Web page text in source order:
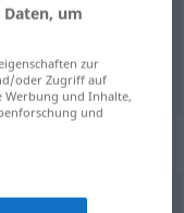
um
zur
oder Zugriff auf
Werbung und Inhalte,
und